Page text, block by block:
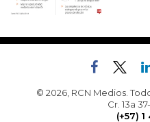
© 2026, RCN Medios.
Cr. 13a
(+57)